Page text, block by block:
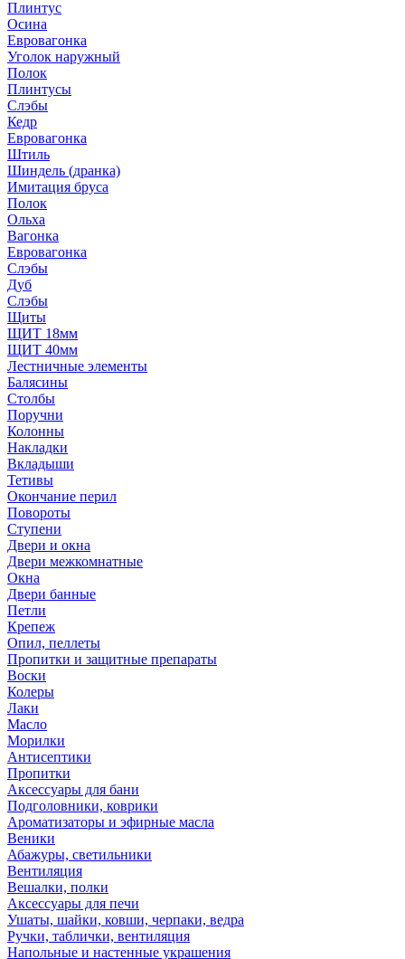
Плинтус
Осина
Евровагонка
Уголок наружный
Полок
Плинтусы
Слэбы
Кедр
Евровагонка
Штиль
Шиндель (дранка)
Имитация бруса
Полок
Ольха
Вагонка
Евровагонка
Слэбы
Дуб
Слэбы
Щиты
ЩИТ 18мм
ЩИТ 40мм
Лестничные элементы
Балясины
Столбы
Поручни
Колонны
Накладки
Вкладыши
Тетивы
Окончание перил
Повороты
Ступени
Двери и окна
Двери межкомнатные
Окна
Двери банные
Петли
Крепеж
Опил, пеллеты
Пропитки и защитные препараты
Воски
Колеры
Лаки
Масло
Морилки
Антисептики
Пропитки
Аксессуары для бани
Подголовники, коврики
Ароматизаторы и эфирные масла
Веники
Абажуры, светильники
Вентиляция
Вешалки, полки
Аксессуары для печи
Ушаты, шайки, ковши, черпаки, ведра
Ручки, таблички, вентиляция
Напольные и настенные украшения